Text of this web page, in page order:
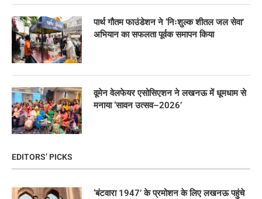
पार्थ गौतम फाउंडेशन ने ‘निःशुल्क शीतल जल सेवा’
अभियान का सफलता पूर्वक समापन किया
वूमेन वेलफेयर एसोसिएशन ने लखनऊ में धूमधाम से
मनाया ‘सावन उत्सव–2026’
EDITORS’ PICKS
‘बंटवारा 1947’ के प्रमोशन के लिए लखनऊ पहुंचे